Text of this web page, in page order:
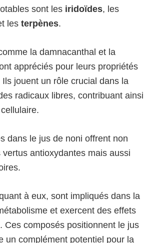
sont les iridoïdes, les
lesterpènes.
la damnacanthal et la
appréciés pour leurs propriétés
jouent un rôle crucial dans la
radicaux libres, contribuant ainsi
dans le jus de noni offrent non
antioxydantes mais aussi
à eux, sont impliqués dans la
et exercent des effets
Ces composés positionnent le jus
un complément potentiel pour la